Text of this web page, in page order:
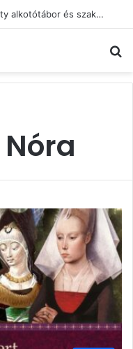
KOMOLYSÁG! – 30. Minimum Party alkotótábor és szakmai fórum